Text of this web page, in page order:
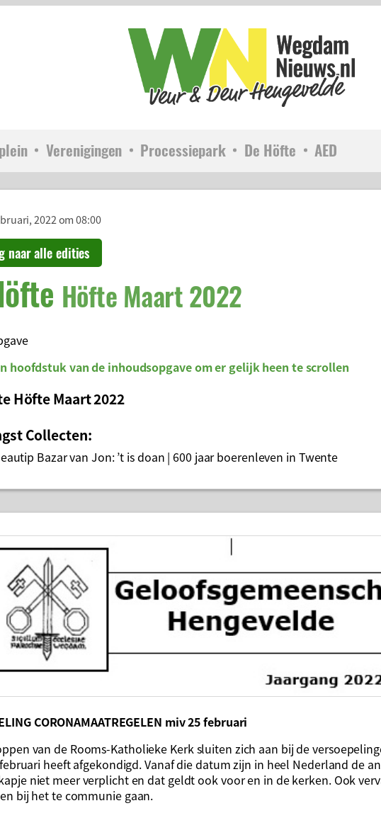
Verenigingen Processiepark De Höfte AED
2022 om 08:00
naar alle edities
Höfte Maart 2022
hoofdstuk van de inhoudsopgave om er gelijk heen te scrollen
Höfte Maart 2022
Collecten:
Bazar van Jon: ’t is doan | 600 jaar boerenleven in Twente
CORONAMAATREGELEN miv 25 februari
van de Rooms-Katholieke Kerk sluiten zich aan bij de
heeft afgekondigd. Vanaf die datum zijn in heel Nederland de
niet meer verplicht en dat geldt ook voor en in de kerken. Ook
bij het te communie gaan.